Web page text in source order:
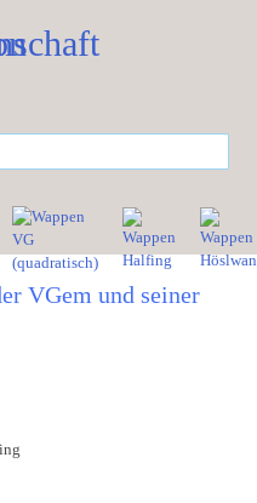
Aktuelles Veranstaltungskalender
VGem und seiner